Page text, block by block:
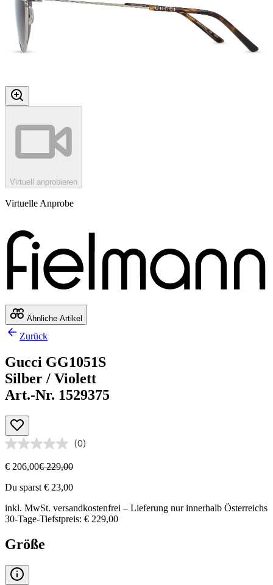
Virtuell anprobieren
Virtuelle Anprobe
Ähnliche Artikel
Zurück
Gucci GG1051S
Silber / Violett
Art.-Nr. 1529375
(0)
€ 206,00€ 229,00
Du sparst € 23,00
inkl. MwSt. versandkostenfrei – Lieferung nur innerhalb Österreichs
30-Tage-Tiefstpreis: € 229,00
Größe